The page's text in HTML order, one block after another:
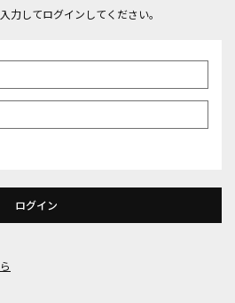
力してログインしてください。